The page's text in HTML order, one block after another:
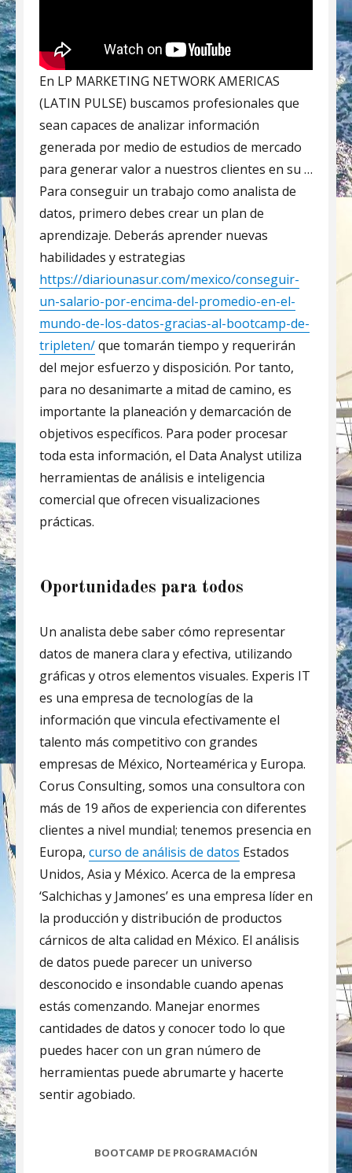
En LP MARKETING NETWORK AMERICAS
(LATIN PULSE) buscamos profesionales que
sean capaces de analizar información
generada por medio de estudios de mercado
para generar valor a nuestros clientes en su …
Para conseguir un trabajo como analista de
datos, primero debes crear un plan de
aprendizaje. Deberás aprender nuevas
habilidades y estrategias
https://diariounasur.com/mexico/conseguir-
un-salario-por-encima-del-promedio-en-el-
mundo-de-los-datos-gracias-al-bootcamp-de-
tripleten/que tomarán tiempo y requerirán
del mejor esfuerzo y disposición. Por tanto,
para no desanimarte a mitad de camino, es
importante la planeación y demarcación de
objetivos específicos. Para poder procesar
toda esta información, el Data Analyst utiliza
herramientas de análisis e inteligencia
comercial que ofrecen visualizaciones
prácticas.
Oportunidades para todos
Un analista debe saber cómo representar
datos de manera clara y efectiva, utilizando
gráficas y otros elementos visuales. Experis IT
es una empresa de tecnologías de la
información que vincula efectivamente el
talento más competitivo con grandes
empresas de México, Norteamérica y Europa.
Corus Consulting, somos una consultora con
más de 19 años de experiencia con diferentes
clientes a nivel mundial; tenemos presencia en
Europa, curso de análisis de datos Estados
Unidos, Asia y México. Acerca de la empresa
‘Salchichas y Jamones’ es una empresa líder en
la producción y distribución de productos
cárnicos de alta calidad en México. El análisis
de datos puede parecer un universo
desconocido e insondable cuando apenas
estás comenzando. Manejar enormes
cantidades de datos y conocer todo lo que
puedes hacer con un gran número de
herramientas puede abrumarte y hacerte
sentir agobiado.
CATEGORIES
BOOTCAMP DE PROGRAMACIÓN